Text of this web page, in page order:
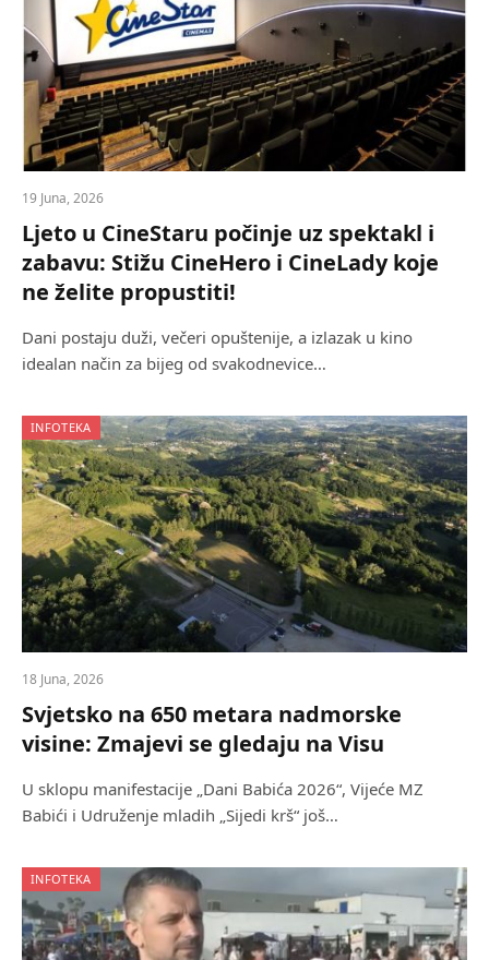
19 Juna, 2026
Ljeto u CineStaru počinje uz spektakl i
zabavu: Stižu CineHero i CineLady koje
ne želite propustiti!
Dani postaju duži, večeri opuštenije, a izlazak u kino
idealan način za bijeg od svakodnevice…
INFOTEKA
18 Juna, 2026
Svjetsko na 650 metara nadmorske
visine: Zmajevi se gledaju na Visu
U sklopu manifestacije „Dani Babića 2026“, Vijeće MZ
Babići i Udruženje mladih „Sijedi krš“ još…
INFOTEKA